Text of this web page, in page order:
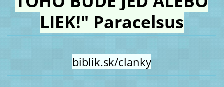
LIEK!" Paracelsus
biblik.sk/clanky